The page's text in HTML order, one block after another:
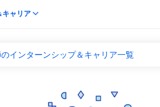
キャリア
インターンシップ＆キャリア一覧